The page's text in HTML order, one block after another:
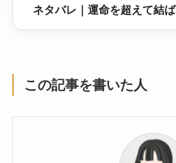
ネタバレ｜運命を超えて結
この記事を書いた人